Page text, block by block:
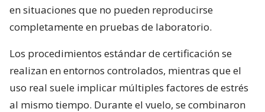
en situaciones que no pueden reproducirse
completamente en pruebas de laboratorio.
Los procedimientos estándar de certificación se
realizan en entornos controlados, mientras que el
uso real suele implicar múltiples factores de estrés
al mismo tiempo. Durante el vuelo, se combinaron